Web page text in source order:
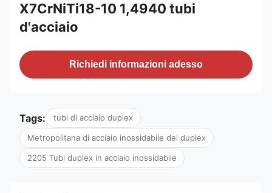
X7CrNiTi18-10 1,4940 tubi
d'acciaio
Richiedi informazioni adesso
Tags: tubi di acciaio duplex
Metropolitana di acciaio inossidabile del duplex
2205 Tubi duplex in acciaio inossidabile